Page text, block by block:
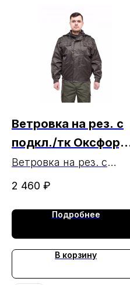
Ветровка на рез. с
подкл./тк Оксфорд
хаки МАРКА
Ветровка на рез. с
подкл./тк Оксфорд хаки
2 460 ₽
Подробнее
В корзину